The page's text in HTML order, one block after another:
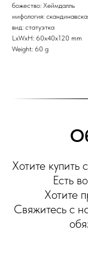
божество: Хеймдалль
мифология:
вид: статуэтка
LxWxH: 60x40x120 mm
Weight: 60 g
Хотите
Есть
Хотите
Свяжитесь с